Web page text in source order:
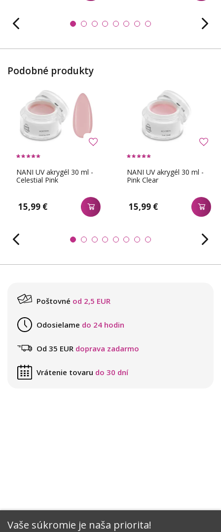
Vaše súkromie je naša priorita!
Podobné produkty
NANI UV akrygél 30 ml -
Celestial Pink
15,99 €
NANI UV akrygél 30 ml -
Pink Clear
15,99 €
Poštovné od 2,5 EUR
Odosielame do 24 hodin
Od 35 EUR doprava zadarmo
Vrátenie tovaru do 30 dní